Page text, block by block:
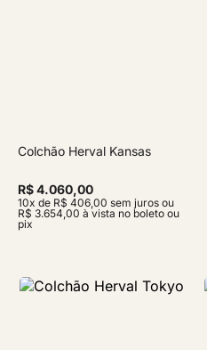
Colchão Herval Kansas
R$ 4.060,00
10x de R$ 406,00 sem juros ou
R$ 3.654,00 à vista no boleto ou
pix